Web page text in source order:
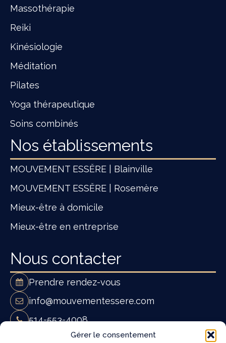
Gérer le consentement
Massothérapie
Reiki
Kinésiologie
Méditation
Pilates
Yoga thérapeutique
Soins combinés
Nos établissements
MOUVEMENT ESSĔRE | Blainville
MOUVEMENT ESSĔRE | Rosemère
Mieux-être à domicile
Mieux-être en entreprise
Nous contacter
Prendre rendez-vous
info@mouvementessere.com
514-553-4008
Mouvement Essĕre - Ostéopathie et